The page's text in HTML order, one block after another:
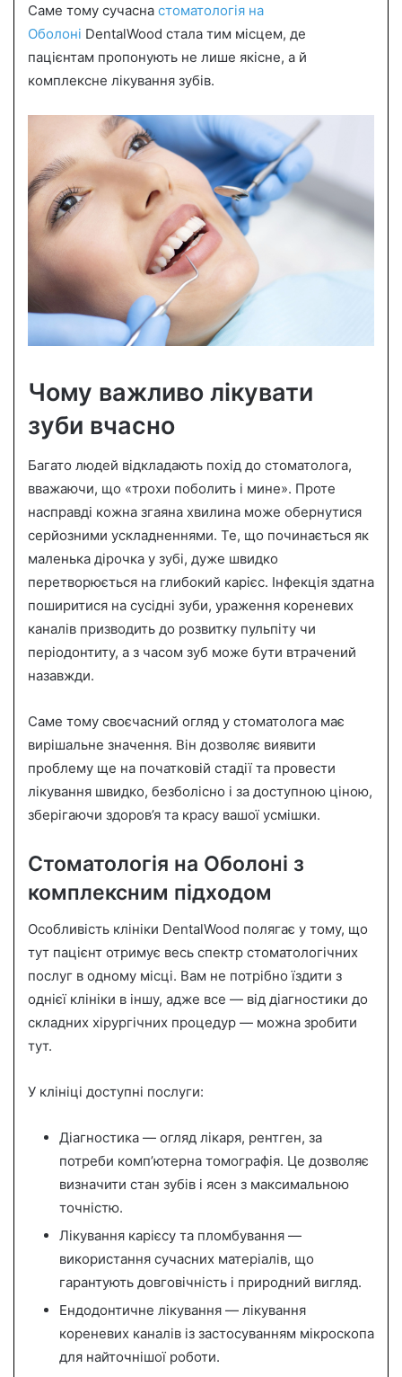
Саме тому сучасна стоматологія на
Оболоні DentalWood стала тим місцем, де
пацієнтам пропонують не лише якісне, а й
комплексне лікування зубів.
Чому важливо лікувати
зуби вчасно
Багато людей відкладають похід до стоматолога,
вважаючи, що «трохи поболить і мине». Проте
насправді кожна згаяна хвилина може обернутися
серйозними ускладненнями. Те, що починається як
маленька дірочка у зубі, дуже швидко
перетворюється на глибокий карієс. Інфекція здатна
поширитися на сусідні зуби, ураження кореневих
каналів призводить до розвитку пульпіту чи
періодонтиту, а з часом зуб може бути втрачений
назавжди.
Саме тому своєчасний огляд у стоматолога має
вирішальне значення. Він дозволяє виявити
проблему ще на початковій стадії та провести
лікування швидко, безболісно і за доступною ціною,
зберігаючи здоров’я та красу вашої усмішки.
Стоматологія на Оболоні з
комплексним підходом
Особливість клініки DentalWood полягає у тому, що
тут пацієнт отримує весь спектр стоматологічних
послуг в одному місці. Вам не потрібно їздити з
однієї клініки в іншу, адже все — від діагностики до
складних хірургічних процедур — можна зробити
тут.
У клініці доступні послуги:
Діагностика — огляд лікаря, рентген, за
потреби комп’ютерна томографія. Це дозволяє
визначити стан зубів і ясен з максимальною
точністю.
Лікування карієсу та пломбування —
використання сучасних матеріалів, що
гарантують довговічність і природний вигляд.
Ендодонтичне лікування — лікування
кореневих каналів із застосуванням мікроскопа
для найточнішої роботи.